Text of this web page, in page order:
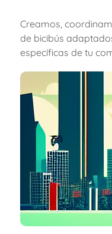
Creamos,
de bicibús
específicas de tu